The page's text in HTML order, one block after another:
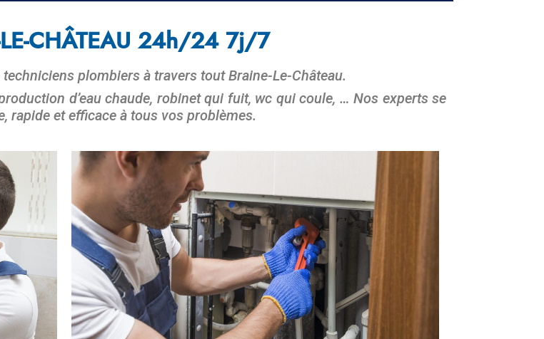
LE-CHÂTEAU 24h/24 7j/7
plombiers à travers tout Braine-Le-Château.
d’eau chaude, robinet qui fuit, wc qui coule, … Nos experts se
et efficace à tous vos problèmes.